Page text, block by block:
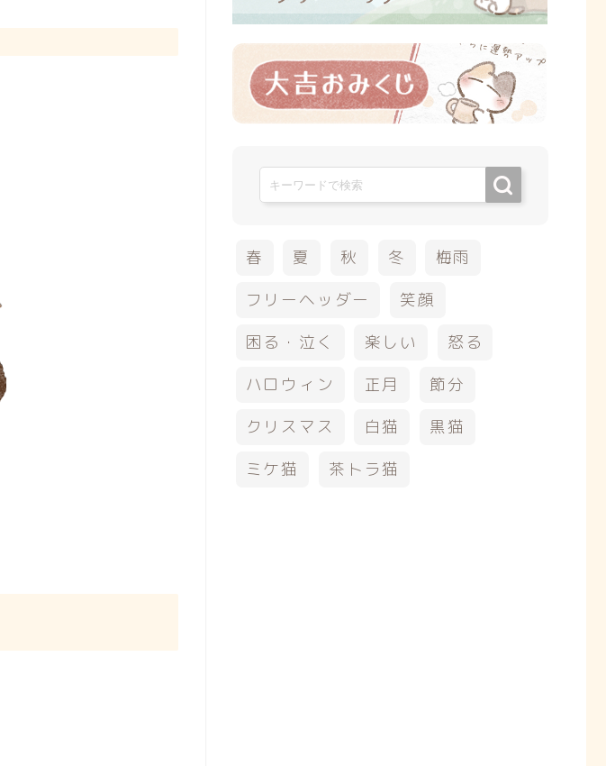
春 夏 秋 冬
梅雨
フリーヘッダー
笑顔
困る・泣く
楽しい
怒る
ハロウィン
正月
節分
クリスマス
白猫
黒猫
ミケ猫
茶トラ猫